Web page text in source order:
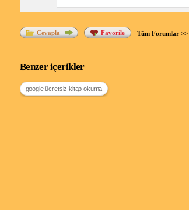
Cevapla Favorile Tüm Forumlar>>
Benzer içerikler
google ücretsiz kitap okuma